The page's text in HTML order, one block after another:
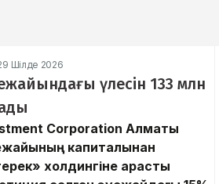
Шілде 2026
үлесін 133 млн
Corporation Алматы
капиталынан
холдингіне қарасты